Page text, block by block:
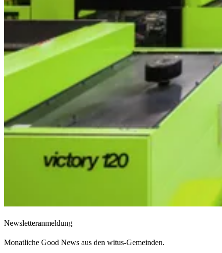
Newsletteranmeldung
Monatliche Good News aus den witus-Gemeinden.